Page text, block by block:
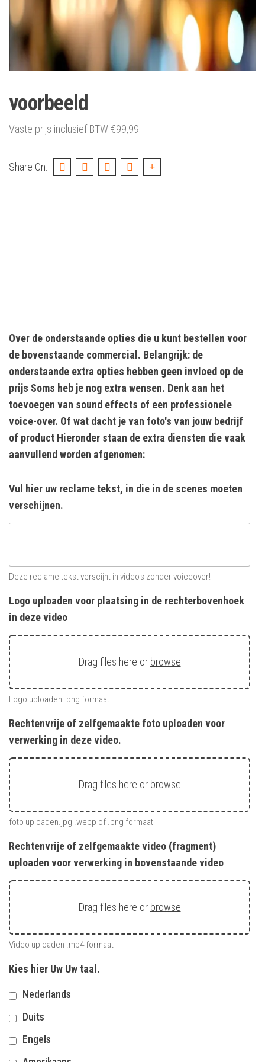
voorbeeld
Vaste prijs inclusief BTW€99,99
Share On:
Over de onderstaande opties die u kunt bestellen voor
de bovenstaande commercial. Belangrijk: de
onderstaande extra opties hebben geen invloed op de
prijs Soms heb je nog extra wensen. Denk aan het
toevoegen van sound effects of een professionele
voice-over. Of wat dacht je van foto's van jouw bedrijf
of product Hieronder staan de extra diensten die vaak
aanvullend worden afgenomen:
Vul hier uw reclame tekst, in die in de scenes moeten
verschijnen.
Deze reclame tekst verscijnt in video's zonder voiceover!
Logo uploaden voor plaatsing in de rechterbovenhoek
in deze video
Drag files here or browse
Logo uploaden .png formaat
Rechtenvrije of zelfgemaakte foto uploaden voor
verwerking in deze video.
Drag files here or browse
foto uploaden.jpg .webp of .png formaat
Rechtenvrije of zelfgemaakte video (fragment)
uploaden voor verwerking in bovenstaande video
Drag files here or browse
Video uploaden .mp4 formaat
Kies hier Uw Uw taal.
Nederlands
Duits
Engels